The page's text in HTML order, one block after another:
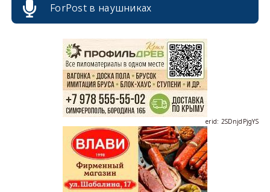
ForPost в наушниках
erid: 2SDnjdPjgYS